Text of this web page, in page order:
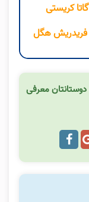
کریستی
فریدریش هگل
معرفی